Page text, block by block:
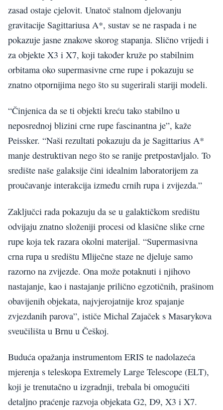
zasad ostaje cjelovit. Unatoč stalnom djelovanju
gravitacije Sagittariusa A*, sustav se ne raspada i ne
pokazuje jasne znakove skorog stapanja. Slično vrijedi i
za objekte X3 i X7, koji također kruže po stabilnim
orbitama oko supermasivne crne rupe i pokazuju se
znatno otpornijima nego što su sugerirali stariji modeli.
“Činjenica da se ti objekti kreću tako stabilno u
neposrednoj blizini crne rupe fascinantna je”, kaže
Peissker. “Naši rezultati pokazuju da je Sagittarius A*
manje destruktivan nego što se ranije pretpostavljalo. To
središte naše galaksije čini idealnim laboratorijem za
proučavanje interakcija između crnih rupa i zvijezda.”
Zaključci rada pokazuju da se u galaktičkom središtu
odvijaju znatno složeniji procesi od klasične slike crne
rupe koja tek razara okolni materijal. “Supermasivna
crna rupa u središtu Mliječne staze ne djeluje samo
razorno na zvijezde. Ona može potaknuti i njihovo
nastajanje, kao i nastajanje prilično egzotičnih, prašinom
obavijenih objekata, najvjerojatnije kroz spajanje
zvjezdanih parova”, ističe Michal Zajaček s Masarykova
sveučilišta u Brnu u Češkoj.
Buduća opažanja instrumentom ERIS te nadolazeća
mjerenja s teleskopa Extremely Large Telescope (ELT),
koji je trenutačno u izgradnji, trebala bi omogućiti
detaljno praćenje razvoja objekata G2, D9, X3 i X7.